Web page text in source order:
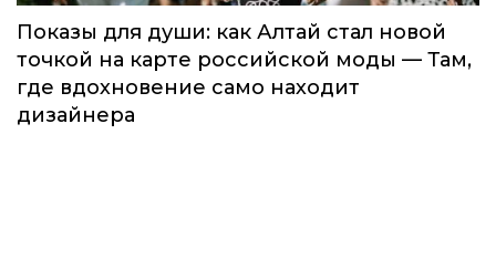
Показы для души: как Алтай стал новой
точкой на карте российской моды — Там,
где вдохновение само находит
дизайнера